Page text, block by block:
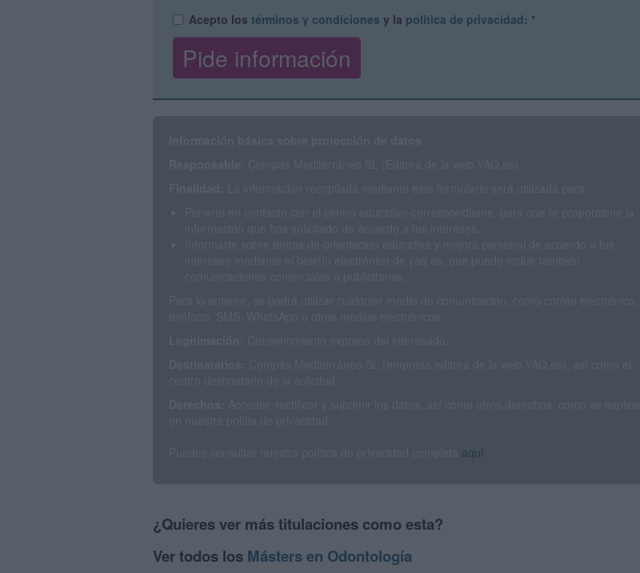
Acepto los términos y condiciones y la política de privacidad: *
aquí
¿Quieres ver más titulaciones como esta?
Ver todos los Másters en Odontología